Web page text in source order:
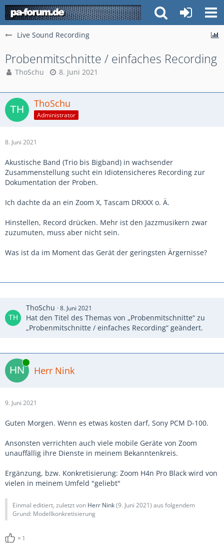
Live Sound Recording
Probenmitschnitte / einfaches Recording
ThoSchu 8. Juni 2021
ThoSchu
Administrator
8. Juni 2021
Akustische Band (Trio bis Bigband) in wachsender
Zusammenstellung sucht ein Idiotensicheres Recording zur
Dokumentation der Proben.
Ich dachte da an ein Zoom X, Tascam DRXXX o. Ä.
Hinstellen, Record drücken. Mehr ist den Jazzmusikern zwar
zuzumuten, muss aber nicht sein.
Was ist da im Moment das Gerät der geringsten Ärgernisse?
ThoSchu 8. Juni 2021
Hat den Titel des Themas von „Probenmitschnitte“ zu
„Probenmitschnitte / einfaches Recording“ geändert.
Online
Herr Nink
9. Juni 2021
Guten Morgen. Wenn es etwas kosten darf, Sony PCM D-100.
Ansonsten verrichten auch viele mobile Geräte von Zoom
unauffällig ihre Dienste in meinem Bekanntenkreis.
Ergänzung, bzw. Konkretisierung: Zoom H4n Pro Black wird von
vielen in meinem Umfeld "geliebt"
Einmal editiert, zuletzt von Herr Nink(9. Juni 2021) aus folgendem
Grund: Modellkonkretisierung
1